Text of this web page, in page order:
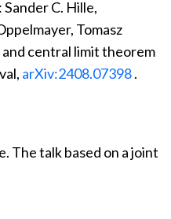
C. Hille,
Tomasz
central limit theorem
arXiv:2408.07398.
The talk based on a joint